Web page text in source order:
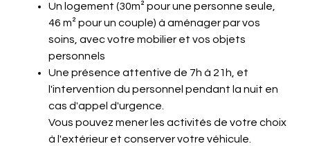
Un logement (30m² pour une personne seule,
46 m² pour un couple) à aménager par vos
soins, avec votre mobilier et vos objets
personnels
Une présence attentive de 7h à 21h, et
l'intervention du personnel pendant la nuit en
cas d'appel d'urgence.
Vous pouvez mener les activités de votre choix
à l'extérieur et conserver votre véhicule.